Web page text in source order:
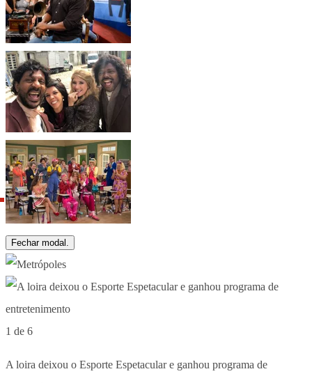
Fechar modal.
1 de 6
A loira deixou o Esporte Espetacular e ganhou programa de